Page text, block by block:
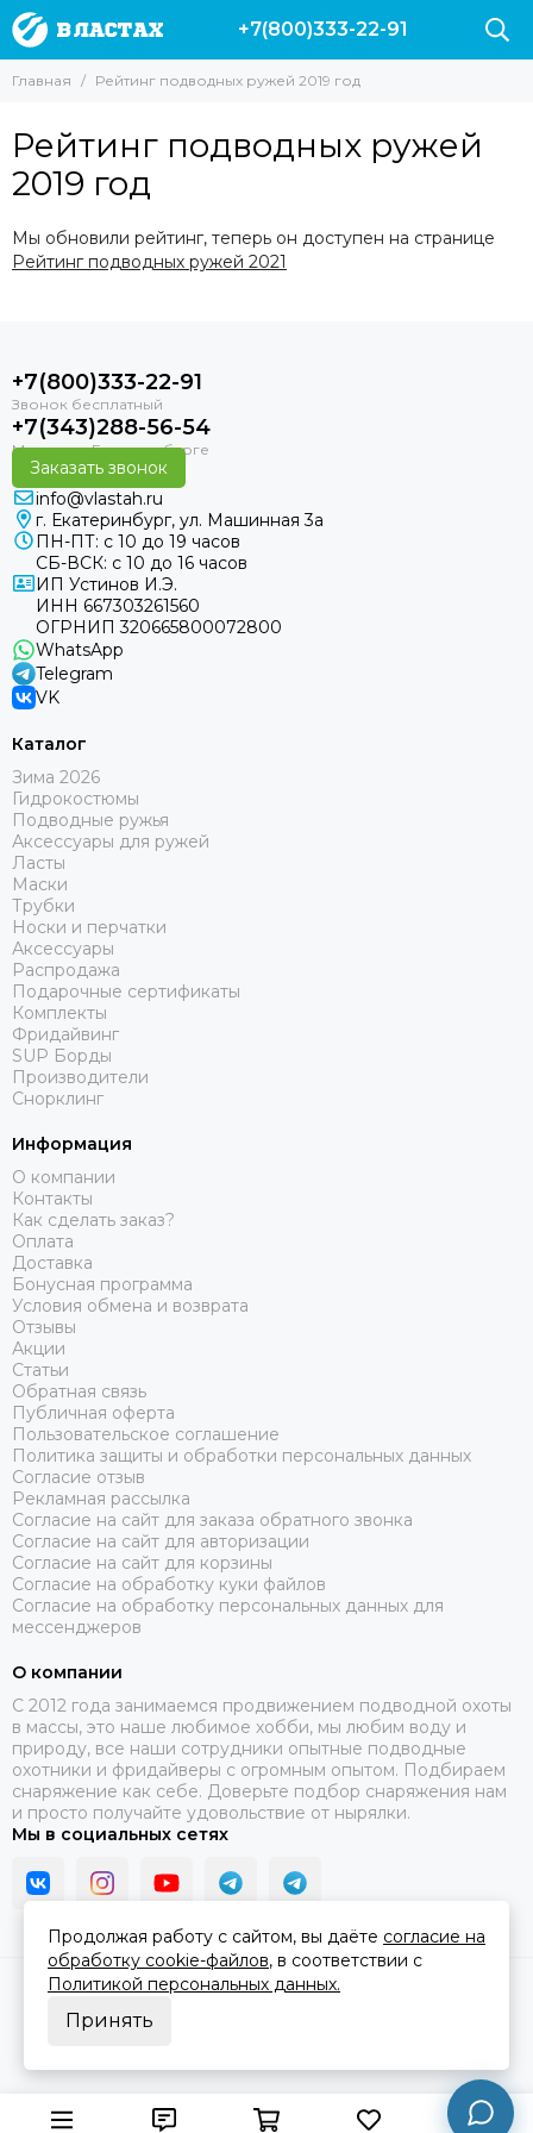
+7(800)333-22-91
Главная Рейтинг подводных ружей 2019 год
Рейтинг подводных ружей
2019 год
Мы обновили рейтинг, теперь он доступен на странице
Рейтинг подводных ружей 2021
+7(800)333-22-91
+7(343)288-56-54
Заказать звонок
info@vlastah.ru
г. Екатеринбург, ул. Машинная 3а
ПН-ПТ: с 10 до 19 часов
СБ-ВСК: с 10 до 16 часов
ИП Устинов И.Э.
ИНН 667303261560
ОГРНИП 320665800072800
WhatsApp
Telegram
VK
Каталог
Зима 2026
Гидрокостюмы
Подводные ружья
Аксессуары для ружей
Ласты
Маски
Трубки
Носки и перчатки
Аксессуары
Распродажа
Подарочные сертификаты
Комплекты
Фридайвинг
SUP Борды
Производители
Снорклинг
Информация
О компании
Контакты
Как сделать заказ?
Оплата
Доставка
Бонусная программа
Условия обмена и возврата
Отзывы
Акции
Статьи
Обратная связь
Публичная оферта
Пользовательское соглашение
Политика защиты и обработки персональных данных
Согласие отзыв
Рекламная рассылка
Согласие на сайт для заказа обратного звонка
Согласие на сайт для авторизации
Согласие на сайт для корзины
Согласие на обработку куки файлов
Согласие на обработку персональных данных для
мессенджеров
О компании
C 2012 года занимаемся продвижением подводной охоты
в массы, это наше любимое хобби, мы любим воду и
природу, все наши сотрудники опытные подводные
охотники и фридайверы с огромным опытом. Подбираем
снаряжение как себе. Доверьте подбор снаряжения нам
и просто получайте удовольствие от нырялки.
Мы в социальных сетях
2026 © В ластах.Карта сайта
Сделано в
Продолжая работу с сайтом, вы даёте согласие на
обработку cookie-файлов, в соответствии с
Политикой персональных данных.
Принять